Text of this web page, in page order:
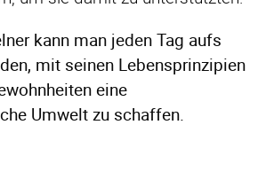
kann man jeden Tag aufs
mit seinen Lebensprinzipien
eine
Umwelt zu schaffen.